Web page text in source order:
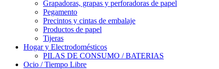
Grapadoras, grapas y perforadoras de papel
Pegamento
Precintos y cintas de embalaje
Productos de papel
Tijeras
Hogar y Electrodomésticos
PILAS DE CONSUMO / BATERIAS
Ocio / Tiempo Libre